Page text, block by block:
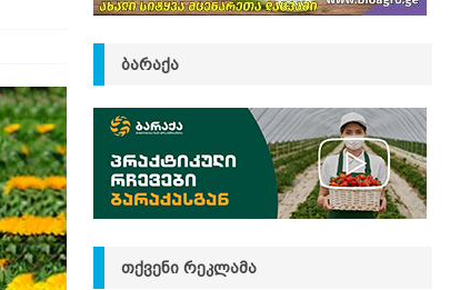
ᲑᲐᲠᲐᲥᲐ
ᲗᲥᲕᲔᲜᲘ ᲠᲔᲙᲚᲐᲛᲐ